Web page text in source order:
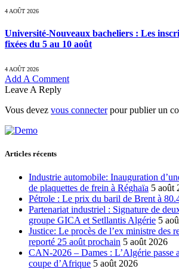
4 AOÛT 2026
Université-Nouveaux bacheliers : Les
fixées du 5 au 10 août
4 AOÛT 2026
Add A Comment
Leave A Reply
Vous devez vous connecterpour publier un
Articles récents
Industrie automobile: Inauguration
de plaquettes de frein à Réghaïa 5 août
Pétrole : Le prix du baril de Brent à
Partenariat industriel : Signature de
groupe GICA et Setllantis Algérie 5
Justice: Le procès de l’ex ministre des
reporté 25 août prochain 5 août 2026
CAN-2026 – Dames : L’Algérie passe
coupe d’Afrique 5 août 2026